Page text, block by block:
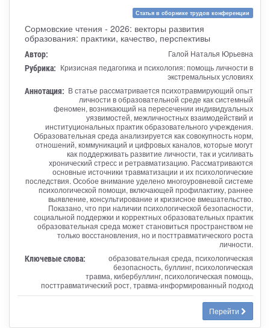
Статья в сборнике трудов конференции
Сормовские чтения - 2026: векторы развития
образования: практики, качество, перспективы
Автор: Галой Наталья Юрьевна
Рубрика: Кризисная педагогика и психология: помощь личности в
экстремальных условиях
Аннотация: В статье рассматривается психотравмирующий опыт
личности в образовательной среде как системный
феномен, возникающий на пересечении индивидуальных
уязвимостей, межличностных взаимодействий и
институциональных практик образовательного учреждения.
Образовательная среда анализируется как совокупность норм,
отношений, коммуникаций и цифровых каналов, которые могут
как поддерживать развитие личности, так и усиливать
хронический стресс и ретравматизацию. Рассматриваются
основные источники травматизации и их психологические
последствия. Особое внимание уделено многоуровневой системе
психологической помощи, включающей профилактику, раннее
выявление, консультирование и кризисное вмешательство.
Показано, что при наличии психологической безопасности,
социальной поддержки и корректных образовательных практик
образовательная среда может становиться пространством не
только восстановления, но и посттравматического роста
личности.
Ключевые слова:
образовательная среда, психологическая
безопасность, буллинг, психологическая
травма, кибербуллинг, психологическая помощь,
посттравматический рост, травма-информированный подход
Перейти